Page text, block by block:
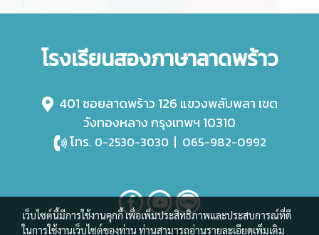
โรงเรียนสองภาษาลาดพร้าว
401 ซอยลาดพร้าว 126 แขวงพลับพลา เขต
วังทองหลาง กรุงเทพฯ 10310
โทร. 0-2530-3030 | 065-982-0992
เว็บไซต์นี้มีการใช้งานคุกกี้ เพื่อเพิ่มประสิทธิภาพและประสบการณ์ที่ดี
ในการใช้งานเว็บไซต์ของท่าน ท่านสามารถอ่านรายละเอียดเพิ่มเติม